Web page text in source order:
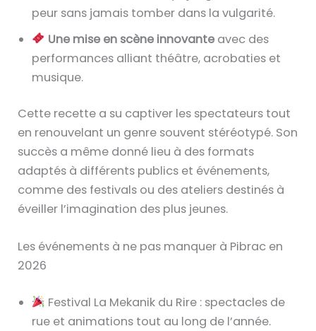
peur sans jamais tomber dans la vulgarité.
Une mise en scène innovanteavec des
performances alliant théâtre, acrobaties et
musique.
Cette recette a su captiver les spectateurs tout
en renouvelant un genre souvent stéréotypé. Son
succès a même donné lieu à des formats
adaptés à différents publics et événements,
comme des festivals ou des ateliers destinés à
éveiller l’imagination des plus jeunes.
Les événements à ne pas manquer à Pibrac en
2026
Festival La Mekanik du Rire : spectacles de
rue et animations tout au long de l’année.